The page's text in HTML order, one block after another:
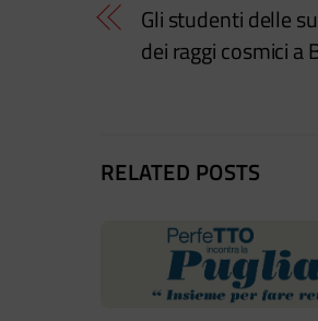
Gli studenti delle
dei raggi cosmici a
RELATED POSTS